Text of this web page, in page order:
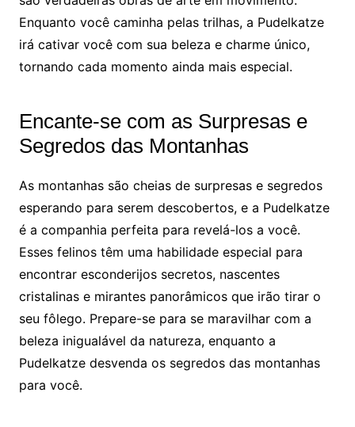
Enquanto você caminha pelas trilhas, a Pudelkatze
irá cativar você com sua beleza e charme único,
tornando cada momento ainda mais especial.
Encante-se com as Surpresas e
Segredos das Montanhas
As montanhas são cheias de surpresas e segredos
esperando para serem descobertos, e a Pudelkatze
é a companhia perfeita para revelá-los a você.
Esses felinos têm uma habilidade especial para
encontrar esconderijos secretos, nascentes
cristalinas e mirantes panorâmicos que irão tirar o
seu fôlego. Prepare-se para se maravilhar com a
beleza inigualável da natureza, enquanto a
Pudelkatze desvenda os segredos das montanhas
para você.